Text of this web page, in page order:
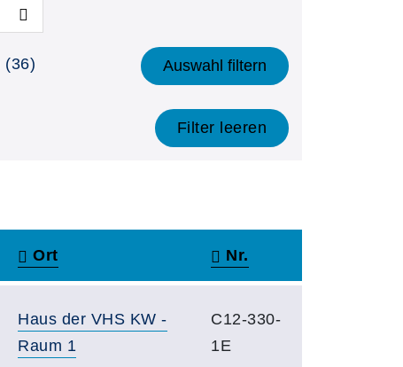
(36) Auswahl filtern
Filter leeren
Ort Nr.
Haus der VHS KW -
Raum 1
C12-330-
1E